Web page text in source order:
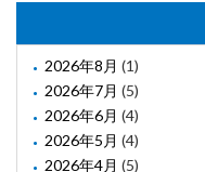
2026年8月 (1)
2026年7月 (5)
2026年6月 (4)
2026年5月 (4)
2026年4月 (5)